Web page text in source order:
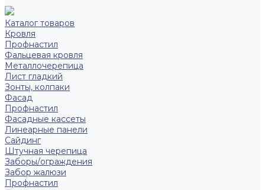
Каталог товаров
Кровля
Профнастил
Фальцевая кровля
Металлочерепица
Лист гладкий
Зонты, колпаки
Фасад
Профнастил
Фасадные кассеты
Линеарные панели
Сайдинг
Штучная черепица
Заборы/ограждения
Забор жалюзи
Профнастил